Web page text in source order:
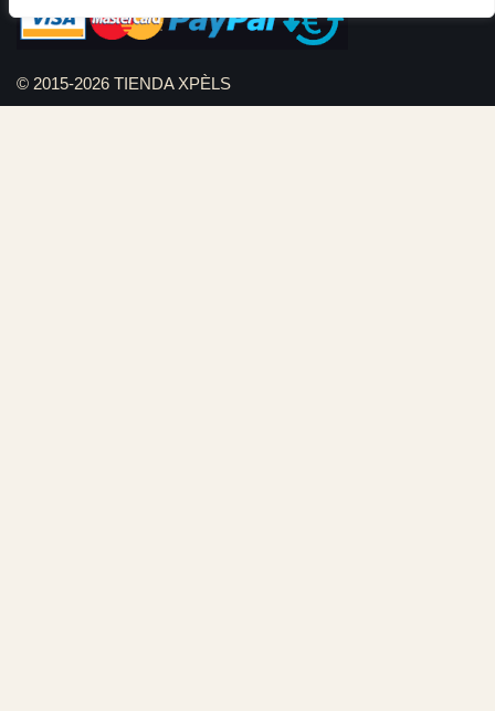
© 2015-2026 TIENDA XPÈLS